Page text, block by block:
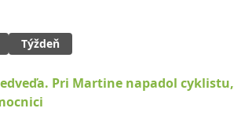
Týždeň
Pri Martine napadol